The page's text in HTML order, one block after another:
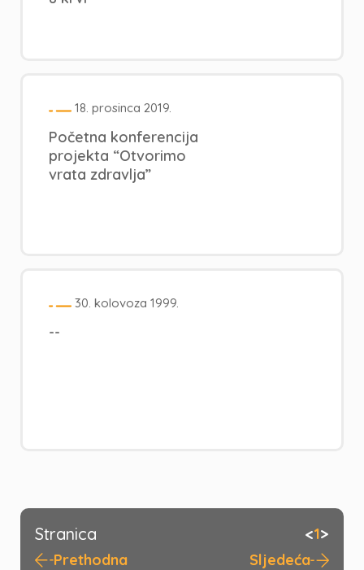
18. prosinca 2019.
Početna konferencija
projekta “Otvorimo
vrata zdravlja”
30. kolovoza 1999.
--
Stranica <1>
Prethodna Sljedeća